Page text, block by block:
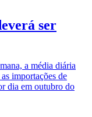
ser
a média diária
importações de
dia em outubro do